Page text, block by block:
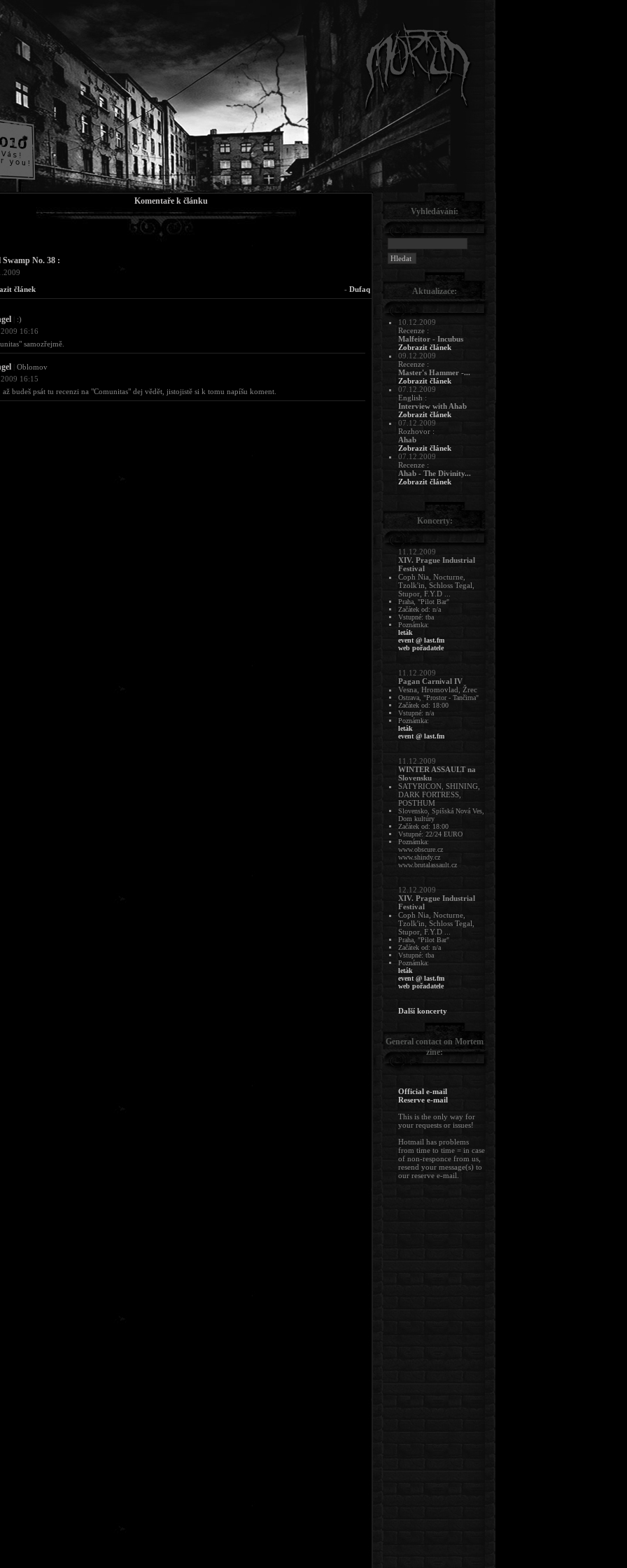
Komentaře k článku
Swamp No. 38 :
článek
- Dufaq
:)
16:16
samozřejmě.
Oblomov
16:15
budeš psát tu recenzi na "Comunitas" dej vědět, jistojistě si k tomu napíšu koment.
Vyhledávání:
Aktualizace:
10.12.2009
Recenze :
Malfeitor - Incubus
Zobrazit článek
09.12.2009
Recenze :
Master's Hammer -...
Zobrazit článek
07.12.2009
English :
Interview with Ahab
Zobrazit článek
07.12.2009
Rozhovor :
Ahab
Zobrazit článek
07.12.2009
Recenze :
Ahab - The Divinity...
Zobrazit článek
Koncerty:
11.12.2009
XIV. Prague Industrial
Festival
Coph Nia, Nocturne,
Tzolk'in, Schloss Tegal,
Stupor, F.Y.D ...
Praha, "Pilot Bar"
Začátek od: n/a
Vstupné: tba
Poznámka:
leták
event @ last.fm
web pořadatele
11.12.2009
Pagan Carnival IV
Vesna, Hromovlad, Žrec
Ostrava, "Prostor - Tančirna"
Začátek od: 18:00
Vstupné: n/a
Poznámka:
leták
event @ last.fm
11.12.2009
WINTER ASSAULT na
Slovensku
SATYRICON, SHINING,
DARK FORTRESS,
POSTHUM
Slovensko, Spišská Nová Ves,
Dom kultúry
Začátek od: 18:00
Vstupné: 22/24 EURO
Poznámka:
www.obscure.cz
www.shindy.cz
www.brutalassault.cz
12.12.2009
XIV. Prague Industrial
Festival
Coph Nia, Nocturne,
Tzolk'in, Schloss Tegal,
Stupor, F.Y.D ...
Praha, "Pilot Bar"
Začátek od: n/a
Vstupné: tba
Poznámka:
leták
event @ last.fm
web pořadatele
Další koncerty
General contact on Mortem
zine:
Official e-mail
Reserve e-mail
This is the only way for
your requests or issues!
Hotmail has problems
from time to time = in case
of non-responce from us,
resend your message(s) to
our reserve e-mail.